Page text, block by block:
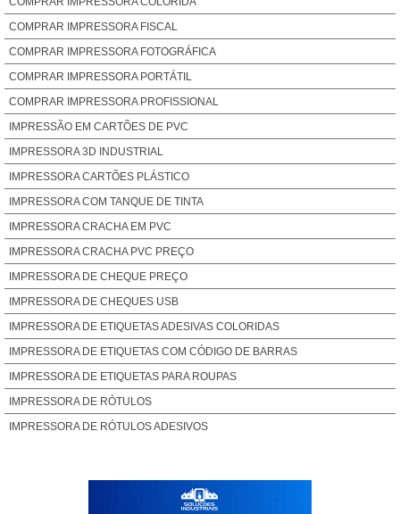
COMPRAR IMPRESSORA FISCAL
COMPRAR IMPRESSORA FOTOGRÁFICA
COMPRAR IMPRESSORA PORTÁTIL
COMPRAR IMPRESSORA PROFISSIONAL
IMPRESSÃO EM CARTÕES DE PVC
IMPRESSORA 3D INDUSTRIAL
IMPRESSORA CARTÕES PLÁSTICO
IMPRESSORA COM TANQUE DE TINTA
IMPRESSORA CRACHA EM PVC
IMPRESSORA CRACHA PVC PREÇO
IMPRESSORA DE CHEQUE PREÇO
IMPRESSORA DE CHEQUES USB
IMPRESSORA DE ETIQUETAS ADESIVAS COLORIDAS
IMPRESSORA DE ETIQUETAS COM CÓDIGO DE BARRAS
IMPRESSORA DE ETIQUETAS PARA ROUPAS
IMPRESSORA DE RÓTULOS
IMPRESSORA DE RÓTULOS ADESIVOS
IMPRESSORA FLEXOGRAFICA 4 CORES